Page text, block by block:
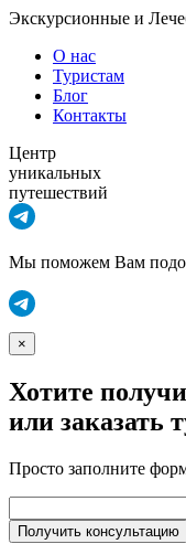
Экскурсионные и
О нас
Туристам
Блог
Контакты
Центр
уникальных
путешествий
Мы поможем Вам
×
Хотите
или заказать
Просто заполните